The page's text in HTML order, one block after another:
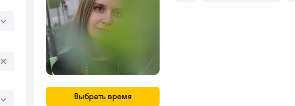
Выбрать время